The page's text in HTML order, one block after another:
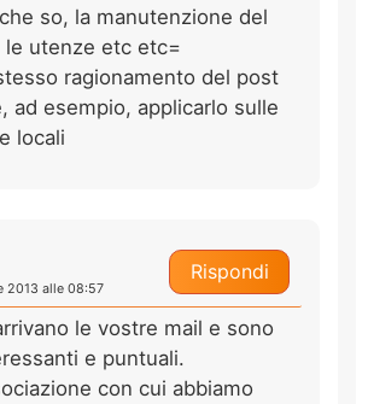
so, la manutenzione del
le utenze etc etc=
ragionamento del post
ad esempio, applicarlo sulle
locali
Rispondi
2013 alle 08:57
le vostre mail e sono
e puntuali.
con cui abbiamo